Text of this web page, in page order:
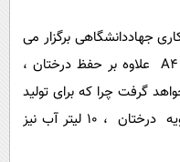
جهاددانشگاهی برگزار می
شود با حذف حدود 150000 برگ کاغذ A4 علاوه بر حفظ درختان ،
گرفت چرا که برای تولید
هر برگ کاغذ A4 علاوه بر قطع بی رویه درختان ، 10 لیتر آب نیز